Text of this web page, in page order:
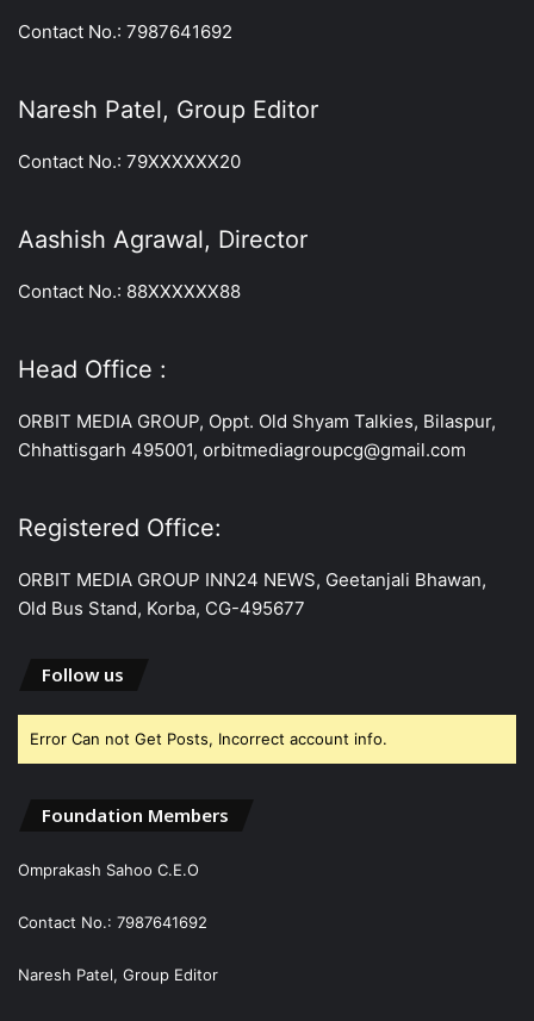
Contact No.: 7987641692
Naresh Patel, Group Editor
Contact No.: 79XXXXXX20
Aashish Agrawal, Director
Contact No.: 88XXXXXX88
Head Office :
ORBIT MEDIA GROUP, Oppt. Old Shyam Talkies, Bilaspur,
Chhattisgarh 495001, orbitmediagroupcg@gmail.com
Registered Office:
ORBIT MEDIA GROUP INN24 NEWS, Geetanjali Bhawan,
Old Bus Stand, Korba, CG-495677
Follow us
Error Can not Get Posts, Incorrect account info.
Foundation Members
Omprakash Sahoo C.E.O
Contact No.: 7987641692
Naresh Patel, Group Editor